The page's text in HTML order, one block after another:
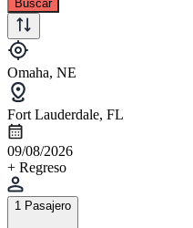
Buscar
Omaha, NE
Fort Lauderdale, FL
09/08/2026
+ Regreso
1 Pasajero